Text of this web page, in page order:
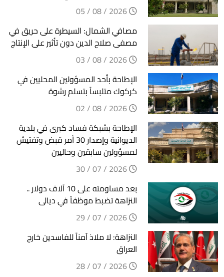
مصافي الشمال: السيطرة على حريق في
مصفى صلاح الدين دون تأثير على الإنتاج
الإطاحة بأحد المسؤولين المحليين في
كركوك متلبساً بتسلم رشوة
الإطاحة بشبكة فساد كبرى في بلدية
الديوانية وإصدار 30 أمر قبض وتفتيش
لمسؤولين سابقين وحاليين
بعد مساومته على 10 آلاف دولار ..
النزاهة تضبط موظفاً في ديالى
النزاهة: لا ملاذ آمناً للفاسدين خارج
العراق